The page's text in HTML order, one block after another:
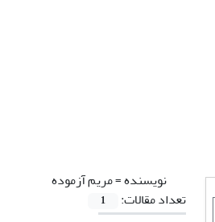
نویسنده =مریم آزموده
تعداد مقالات:
1